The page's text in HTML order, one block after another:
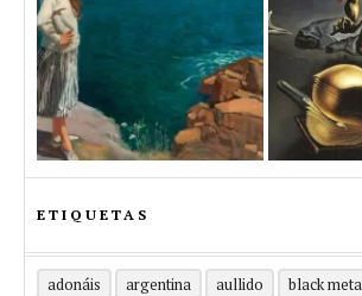
ETIQUETAS
adonáis argentina aullido black